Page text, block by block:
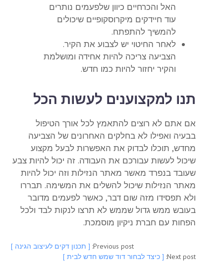
האל והכרחיים כיוון שלפעמים נותרים
עוד חיידקים מיקרוסקופיים שיכולים
להמשיך להתפתח.
לאחר החיטוי יש לצבוע את הקיר.
הצביעה צריכה להיות אחידה ומושלמת
והקיר יחזור להיות כמו חדש.
תנו למקצוענים לעשות הכל
אם אתם לא רוצים להתאמץ לכל אורך הטיפול
בבעיה ואפילו לא בחלקים האחרונים של הצביעה
מחדש, תוכלו לבדוק את האפשרות לבעל מקצוע
שיכול לעשות עבורכם את העבודה. זה יכול להיות צבע
שעובד בנפרד מאשר מאתר הנזילות וזה יכול להיות
מאתר הנזילות שיכול להשלים את המשימה. תבררו
ולא תפסידו מזה שום דבר, כאשר לפעמים מדובר
בעובש ממש גדול שממש לא תרצו לנקות לבד ולכל
הפחות עם חברת ניקיון מוסמכת.
Previous post: [ תכנון דקים לעיצוב הגינה ]
Next post: [ כיצד לבחור דוד שמש חדש לבית ]